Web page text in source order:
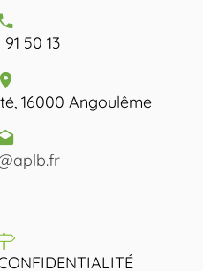
50 13
16000 Angoulême